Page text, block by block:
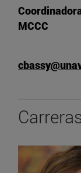
MCCC